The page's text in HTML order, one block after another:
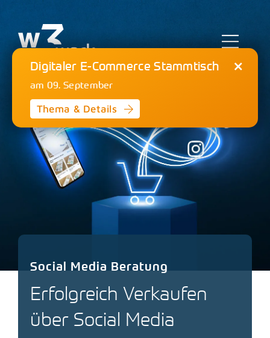
springen
E-Commerce
Online Marketing
Strategieberatung
Blog
Social Media Beratung
Erfolgreich Verkaufen
über Social Media
Digitaler E-Commerce Stammtisch
am 09. September
Thema & Details